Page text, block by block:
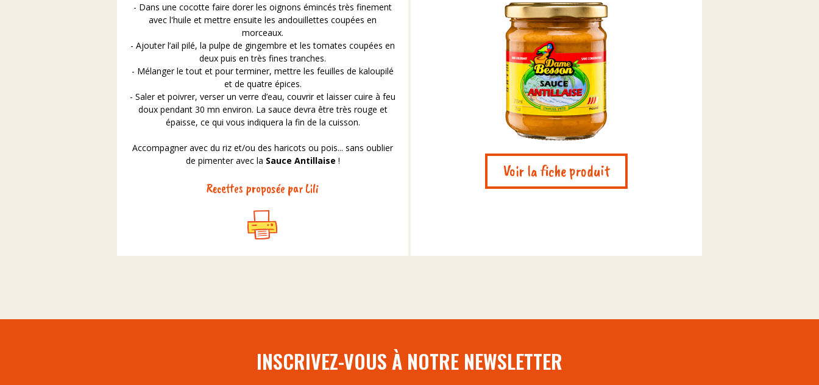
- Dans une cocotte faire dorer les oignons émincés très finement
avec l'huile et mettre ensuite les andouillettes coupées en
morceaux.
- Ajouter l’ail pilé, la pulpe de gingembre et les tomates coupées en
deux puis en très fines tranches.
- Mélanger le tout et pour terminer, mettre les feuilles de kaloupilé
et de quatre épices.
- Saler et poivrer, verser un verre d’eau, couvrir et laisser cuire à feu
doux pendant 30 mn environ. La sauce devra être très rouge et
épaisse, ce qui vous indiquera la fin de la cuisson.
Accompagner avec du riz et/ou des haricots ou pois... sans oublier
de pimenter avec la Sauce Antillaise !
Recettes proposée par Lili
Voir la fiche produit
INSCRIVEZ-VOUS À NOTRE NEWSLETTER